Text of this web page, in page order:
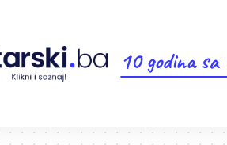
10 godina sa